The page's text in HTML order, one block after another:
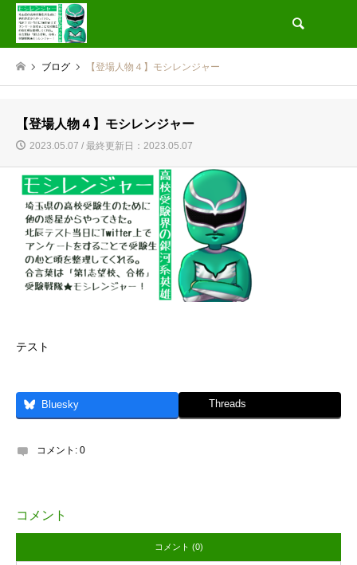
ブログ 【登場人物４】モシレンジャー
【登場人物４】モシレンジャー
2023.05.07 / 最終更新日：2023.05.07
テスト
Bluesky Threads
コメント: 0
コメント
コメント (0)